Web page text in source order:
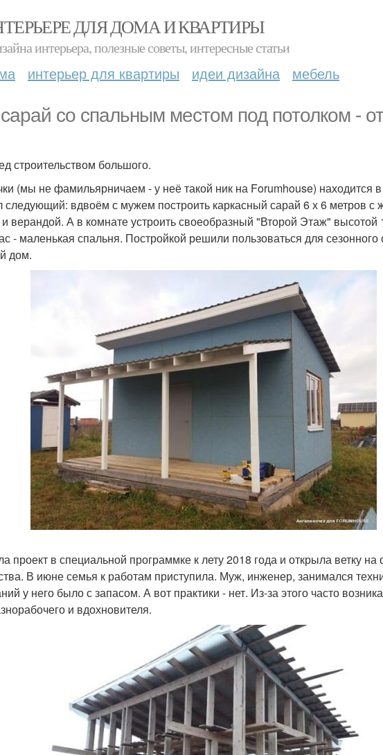
ДЛЯ ДОМА И КВАРТИРЫ
интерьера, полезные советы, интересные статьи
интерьер для квартиры идеи дизайна мебель
со спальным местом под потолком -
строительством большого.
(мы не фамильярничаем - у неё такой ник на Forumhouse) находится
вдвоём с мужем построить каркасный сарай 6 х 6 метров с
верандой. А в комнате устроить своеобразный "Второй Этаж"
- маленькая спальня. Постройкой решили пользоваться для
дом.
проект в специальной программке к лету 2018 года и открыла ветку
В июне семья к работам приступила. Муж, инженер, занимался
у него было с запасом. А вот практики - нет. Из-за этого часто
и вдохновителя.